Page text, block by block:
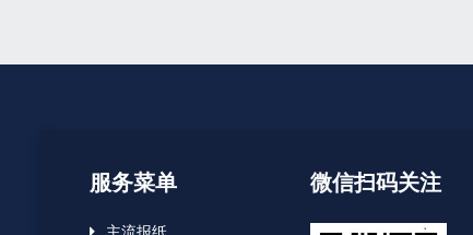
服务菜单 微信扫码关注